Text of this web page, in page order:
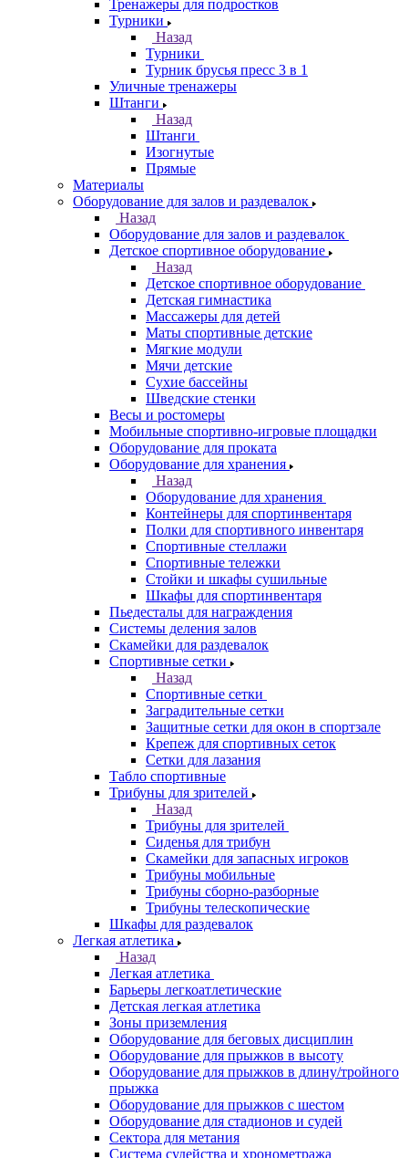
Тренажеры для подростков
Турники
Назад
Турники
Турник брусья пресс 3 в 1
Уличные тренажеры
Штанги
Назад
Штанги
Изогнутые
Прямые
Материалы
Оборудование для залов и раздевалок
Назад
Оборудование для залов и раздевалок
Детское спортивное оборудование
Назад
Детское спортивное оборудование
Детская гимнастика
Массажеры для детей
Маты спортивные детские
Мягкие модули
Мячи детские
Сухие бассейны
Шведские стенки
Весы и ростомеры
Мобильные спортивно-игровые площадки
Оборудование для проката
Оборудование для хранения
Назад
Оборудование для хранения
Контейнеры для спортинвентаря
Полки для спортивного инвентаря
Спортивные стеллажи
Спортивные тележки
Стойки и шкафы сушильные
Шкафы для спортинвентаря
Пьедесталы для награждения
Системы деления залов
Скамейки для раздевалок
Спортивные сетки
Назад
Спортивные сетки
Заградительные сетки
Защитные сетки для окон в спортзале
Крепеж для спортивных сеток
Сетки для лазания
Табло спортивные
Трибуны для зрителей
Назад
Трибуны для зрителей
Сиденья для трибун
Скамейки для запасных игроков
Трибуны мобильные
Трибуны сборно-разборные
Трибуны телескопические
Шкафы для раздевалок
Легкая атлетика
Назад
Легкая атлетика
Барьеры легкоатлетические
Детская легкая атлетика
Зоны приземления
Оборудование для беговых дисциплин
Оборудование для прыжков в высоту
Оборудование для прыжков в длину/тройного
прыжка
Оборудование для прыжков с шестом
Оборудование для стадионов и судей
Сектора для метания
Система судейства и хронометража